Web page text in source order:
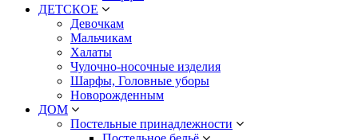
ДЕТСКОЕ
Девочкам
Мальчикам
Халаты
Чулочно-носочные изделия
Шарфы, Головные уборы
Новорожденным
ДОМ
Постельные принадлежности